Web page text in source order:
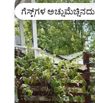
ಗೆಸ್ಟ್‌ಗಳ ಅಚ್ಚುಮೆಚ್ಚಿನದು
ಗೆಸ್ಟ್‌ಗಳ ಅಚ್ಚುಮೆಚ್ಚಿನದು